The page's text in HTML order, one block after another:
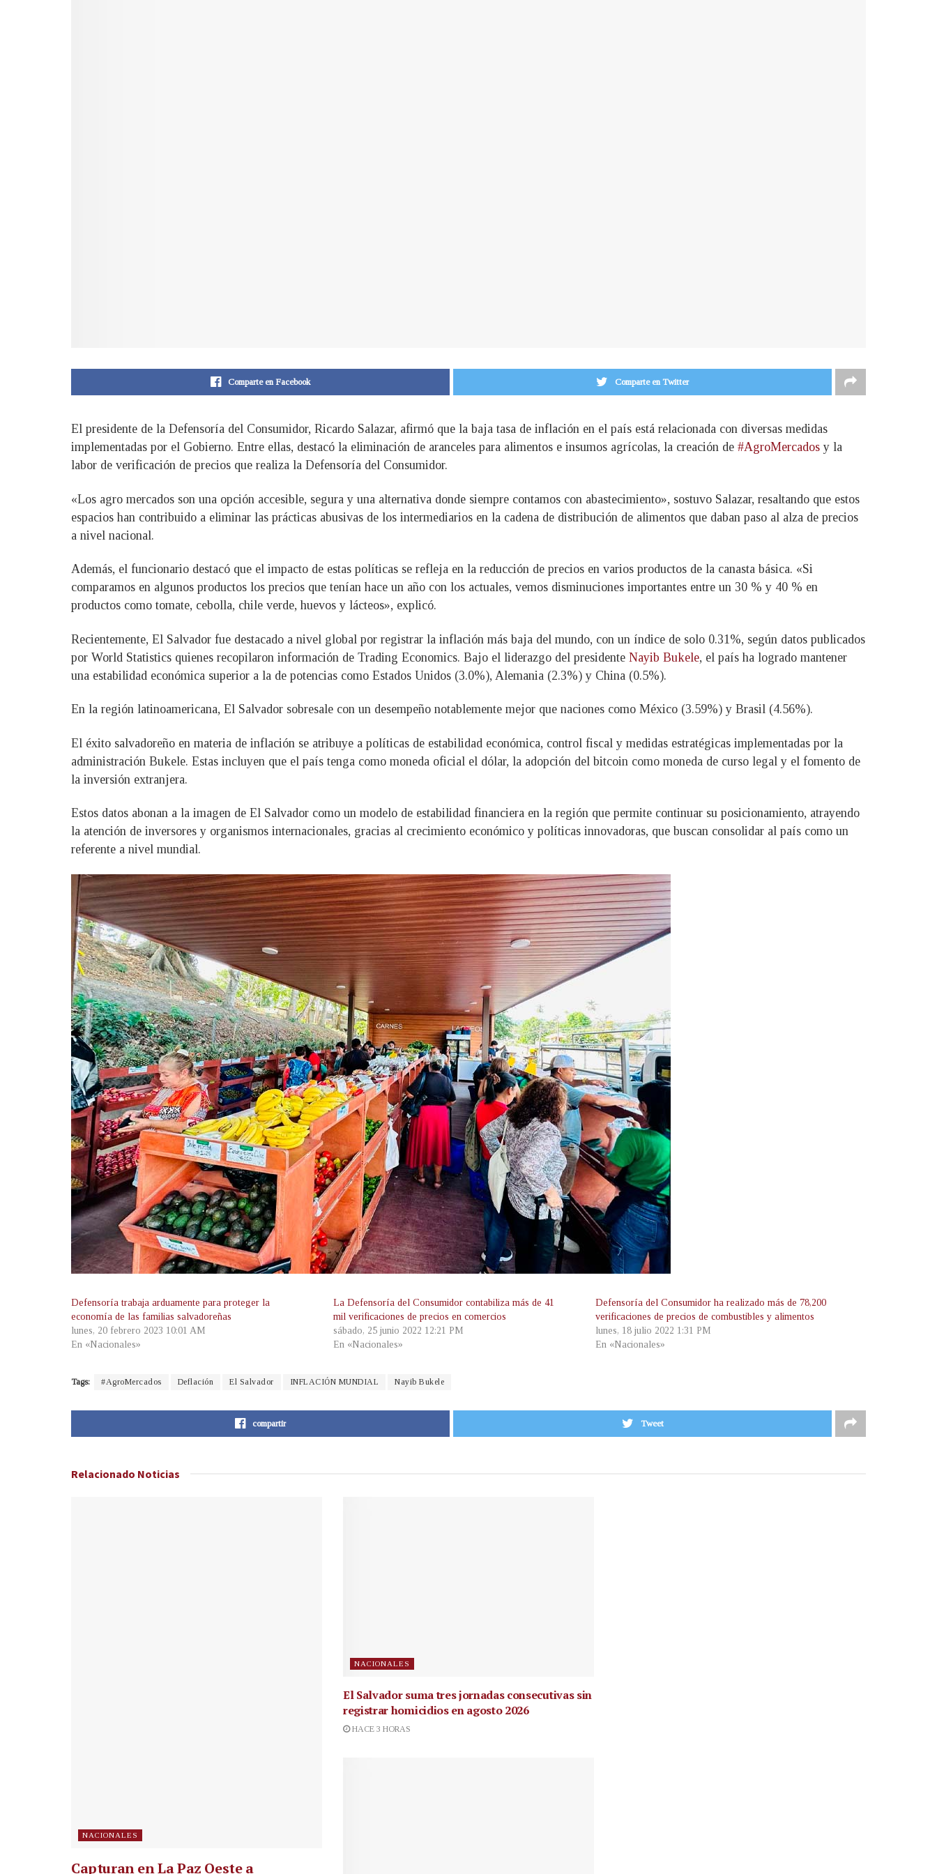
Comparte en Facebook Comparte en Twitter
El presidente de la Defensoría del Consumidor, Ricardo Salazar, afirmó que la baja tasa de inflación en el país está relacionada con diversas medidas
implementadas por el Gobierno. Entre ellas, destacó la eliminación de aranceles para alimentos e insumos agrícolas, la creación de #AgroMercados y la
labor de verificación de precios que realiza la Defensoría del Consumidor.
«Los agro mercados son una opción accesible, segura y una alternativa donde siempre contamos con abastecimiento», sostuvo Salazar, resaltando que estos
espacios han contribuido a eliminar las prácticas abusivas de los intermediarios en la cadena de distribución de alimentos que daban paso al alza de precios
a nivel nacional.
Además, el funcionario destacó que el impacto de estas políticas se refleja en la reducción de precios en varios productos de la canasta básica. «Si
comparamos en algunos productos los precios que tenían hace un año con los actuales, vemos disminuciones importantes entre un 30 % y 40 % en
productos como tomate, cebolla, chile verde, huevos y lácteos», explicó.
Recientemente, El Salvador fue destacado a nivel global por registrar la inflación más baja del mundo, con un índice de solo 0.31%, según datos publicados
por World Statistics quienes recopilaron información de Trading Economics. Bajo el liderazgo del presidente Nayib Bukele, el país ha logrado mantener
una estabilidad económica superior a la de potencias como Estados Unidos (3.0%), Alemania (2.3%) y China (0.5%).
En la región latinoamericana, El Salvador sobresale con un desempeño notablemente mejor que naciones como México (3.59%) y Brasil (4.56%).
El éxito salvadoreño en materia de inflación se atribuye a políticas de estabilidad económica, control fiscal y medidas estratégicas implementadas por la
administración Bukele. Estas incluyen que el país tenga como moneda oficial el dólar, la adopción del bitcoin como moneda de curso legal y el fomento de
la inversión extranjera.
Estos datos abonan a la imagen de El Salvador como un modelo de estabilidad financiera en la región que permite continuar su posicionamiento, atrayendo
la atención de inversores y organismos internacionales, gracias al crecimiento económico y políticas innovadoras, que buscan consolidar al país como un
referente a nivel mundial.
Defensoría trabaja arduamente para proteger la
economía de las familias salvadoreñas
lunes, 20 febrero 2023 10:01 AM
En «Nacionales»
La Defensoría del Consumidor contabiliza más de 41
mil verificaciones de precios en comercios
sábado, 25 junio 2022 12:21 PM
En «Nacionales»
Defensoría del Consumidor ha realizado más de 78,200
verificaciones de precios de combustibles y alimentos
lunes, 18 julio 2022 1:31 PM
En «Nacionales»
Tags: #AgroMercados Deflación El Salvador INFLACIÓN MUNDIAL Nayib Bukele
compartir Tweet
Relacionado Noticias
NACIONALES
Capturan en La Paz Oeste a
NACIONALES
El Salvador suma tres jornadas consecutivas sin
registrar homicidios en agosto 2026
HACE 3 HORAS